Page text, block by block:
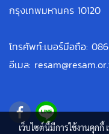
กรุงเทพมหานคร 10120
โทรศัพท์:เบอร์มือถือ:
อีเมล:
เว็บไซต์นี้มีการใช้งานคุก